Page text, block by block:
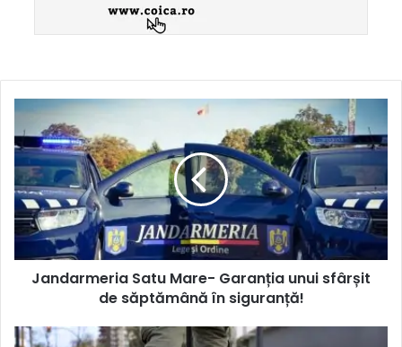
Jandarmeria Satu Mare- Garanția unui sfârșit
de săptămână în siguranță!